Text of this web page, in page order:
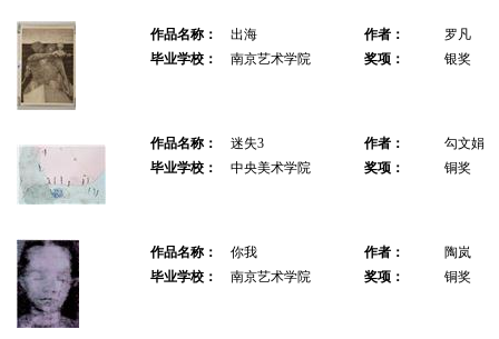
作品名称： 出海 作者：
罗凡
毕业学校：
南京艺术学院 奖项： 银奖
作品名称： 迷失3 作者：
勾文娟
毕业学校：
中央美术学院 奖项： 铜奖
作品名称： 你我 作者：
陶岚
毕业学校：
南京艺术学院 奖项： 铜奖